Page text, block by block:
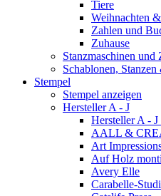
Tiere
Weihnachten
Zahlen und
Zuhause
Stanzmaschinen und
Schablonen,
Stempel
Stempel anzeigen
Hersteller A - J
Hersteller A - J
AALL &
Art
Auf Holz
Avery Elle
Carabelle-